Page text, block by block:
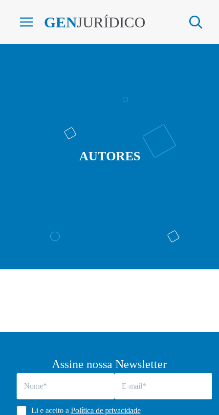
GENJURÍDICO
AUTORES
Assine nossa Newsletter
Li e aceito a Política de privacidade